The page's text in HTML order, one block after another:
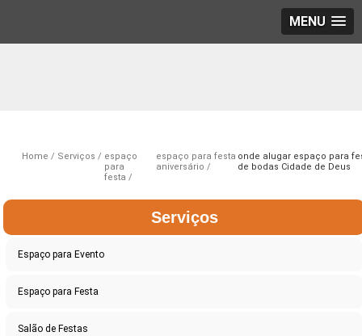
MENU
Home Serviços
espaço
para
festa
espaço para festa
aniversário
onde alugar espaço para
de bodas Cidade de Deus
Serviços
Espaço para Evento
Espaço para Festa
Salão de Festas